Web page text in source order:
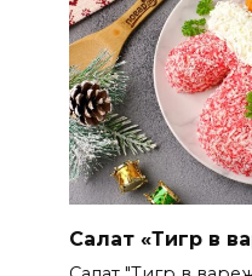
Салат «Тигр в